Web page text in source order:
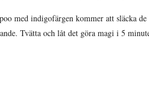
med indigofärgen kommer att släcka
Tvätta och låt det göra magi i 5